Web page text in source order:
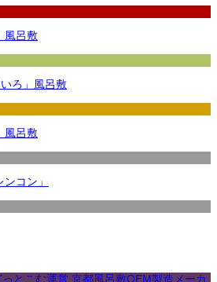
風呂敷
ろ」風呂敷
風呂敷
コン」
とこむ運営 京都風呂敷OEM製造メーカ